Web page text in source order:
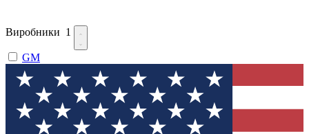
Виробники 1
GM